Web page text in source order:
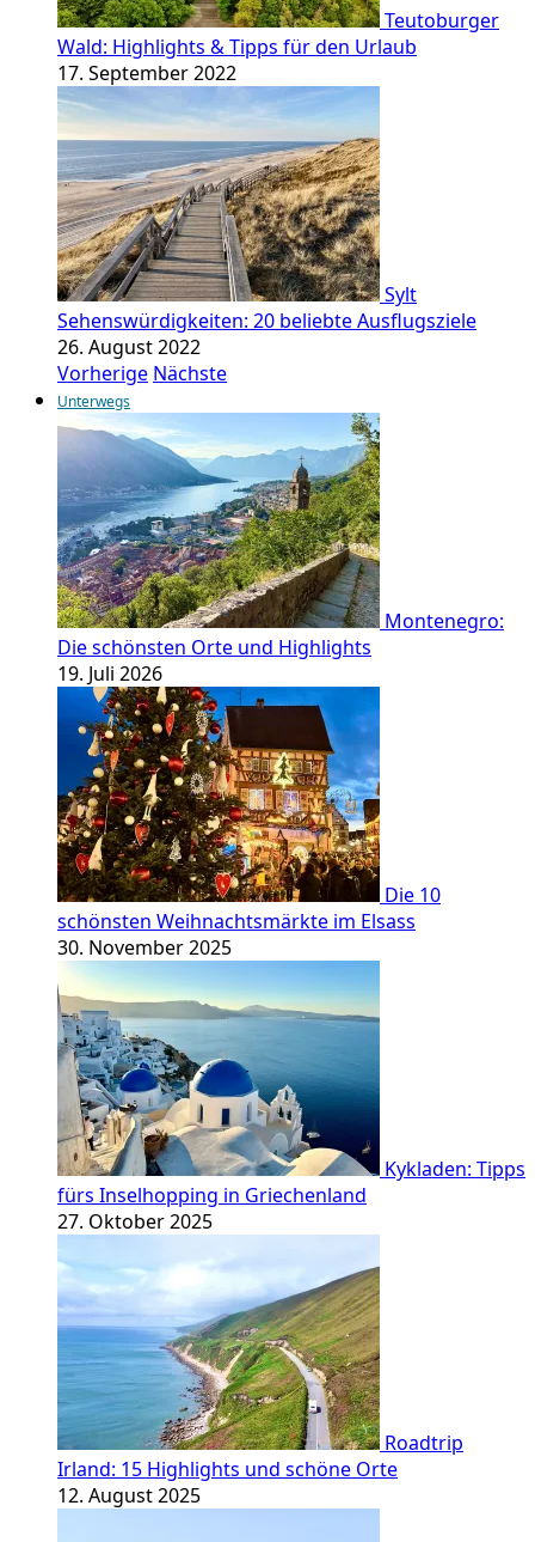
Teutoburger
Wald: Highlights & Tipps für den Urlaub
17. September 2022
Sylt
Sehenswürdigkeiten: 20 beliebte Ausflugsziele
26. August 2022
Vorherige Nächste
Unterwegs
Montenegro:
Die schönsten Orte und Highlights
19. Juli 2026
Die 10
schönsten Weihnachtsmärkte im Elsass
30. November 2025
Kykladen: Tipps
fürs Inselhopping in Griechenland
27. Oktober 2025
Roadtrip
Irland: 15 Highlights und schöne Orte
12. August 2025